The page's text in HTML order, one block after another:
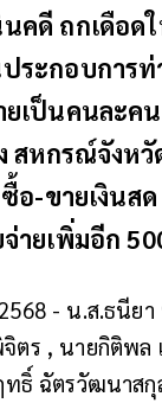
คดี ถกเดือด
ระกอบการท่
เป็นคนละค
สหกรณ์จังห
อ-ขายเงินส
ายเพิ่มอีก
- น.ส.ธนีย
ตร , นายกิติพล
ธิ์ ฉัตรวัฒนาสกุ